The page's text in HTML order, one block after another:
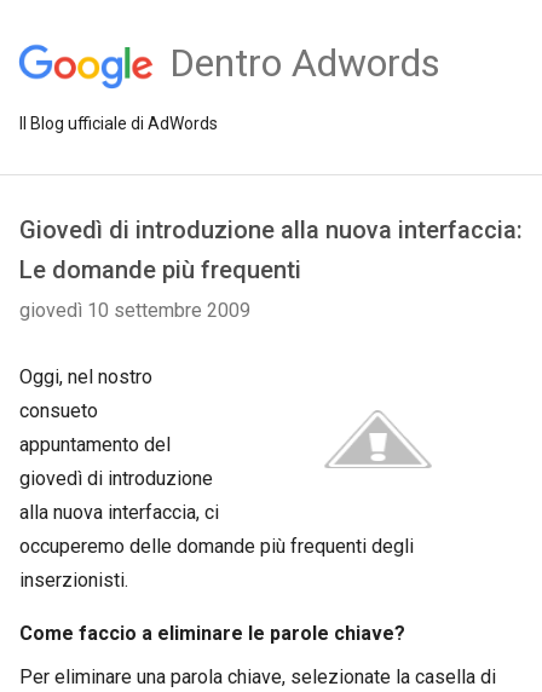
Dentro Adwords
Il Blog ufficiale di AdWords
Giovedì di introduzione alla nuova interfaccia:
Le domande più frequenti
giovedì 10 settembre 2009
Oggi, nel nostro
consueto
appuntamento del
giovedì di introduzione
alla nuova interfaccia, ci
occuperemo delle domande più frequenti degli
inserzionisti.
Come faccio a eliminare le parole chiave?
Per eliminare una parola chiave, selezionate la casella di